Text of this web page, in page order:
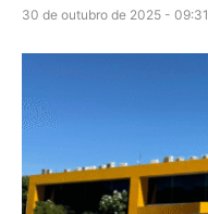
30 de outubro de 2025 - 09:31